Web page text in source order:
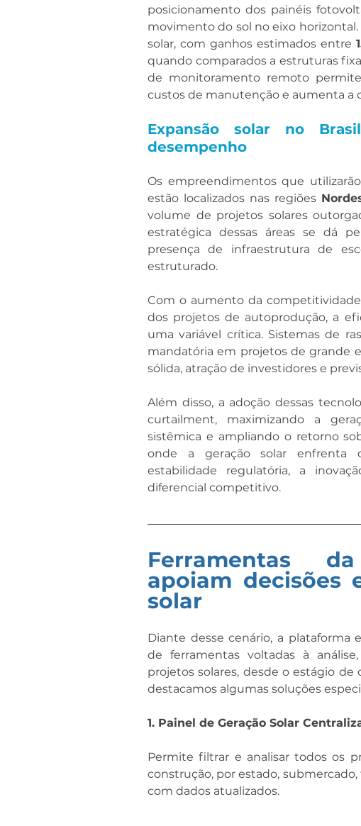
posicionamento dos painéis
movimento do sol no eixo
solar, com ganhos estimados entre
quando comparados a estruturas
de monitoramento remoto
custos de manutenção e aumenta a
Expansão solar no
desempenho
Os empreendimentos que
estão localizados nas regiões
volume de projetos solares
estratégica dessas áreas se dá
presença de infraestrutura de
estruturado.
Com o aumento da
dos projetos de autoprodução, a
uma variável crítica. Sistemas de
mandatória em projetos de grande
sólida, atração de investidores e
Além disso, a adoção dessas
curtailment, maximizando a
sistêmica e ampliando o retorno
onde a geração solar enfrenta
estabilidade regulatória, a
diferencial competitivo.
Ferramentas
apoiam decisões
solar
Diante desse cenário, a
de ferramentas voltadas à
projetos solares, desde o estágio de
destacamos algumas soluções
1. Painel de Geração Solar
Permite filtrar e analisar todos os
construção, por estado,
com dados atualizados.